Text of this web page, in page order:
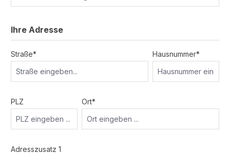
Ihre Adresse
Straße* Hausnummer*
PLZ Ort*
Adresszusatz 1